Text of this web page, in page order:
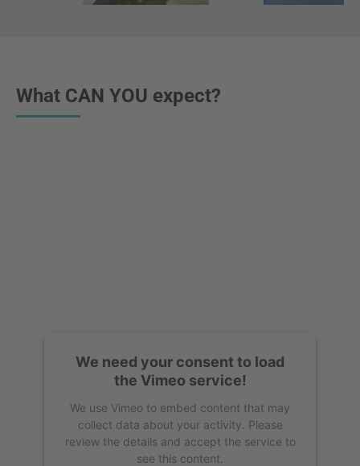
What CAN YOU expect?
We need your consent to load
the Vimeo service!
We use Vimeo to embed content that may
collect data about your activity. Please
review the details and accept the service to
see this content.